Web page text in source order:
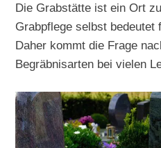
Die Grabstätte ist ein Ort
Grabpflege selbst
Daher kommt die Frage
Begräbnisarten bei vielen